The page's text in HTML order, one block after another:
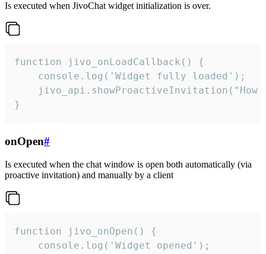
Is executed when JivoChat widget initialization is over.
function jivo_onLoadCallback() {
    console.log('Widget fully loaded');
jivo_api.showProactiveInvitation("How
}
onOpen#
Is executed when the chat window is open both automatically (via
proactive invitation) and manually by a client
function jivo_onOpen() {
    console.log('Widget opened');